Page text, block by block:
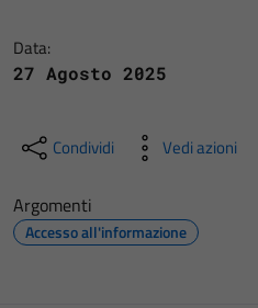
Data:
27 Agosto 2025
Condividi Vedi azioni
Argomenti
Accesso all'informazione